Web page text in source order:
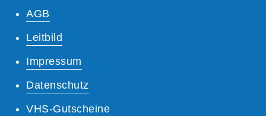
AGB
Leitbild
Impressum
Datenschutz
VHS-Gutscheine